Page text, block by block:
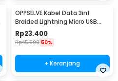
OPPSELVE Kabel Data 3in1
Braided Lightning Micro USB
Type C 5V 6A 1.2M - OP142
Rp23.400
Rp45.900 50%
+ Keranjang